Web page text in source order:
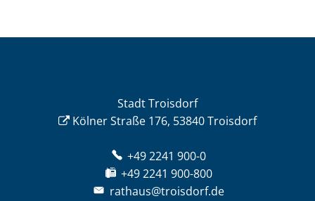
Stadt Troisdorf
Kölner Straße 176, 53840 Troisdorf
+49 2241 900-0
+49 2241 900-800
rathaus@troisdorf.de